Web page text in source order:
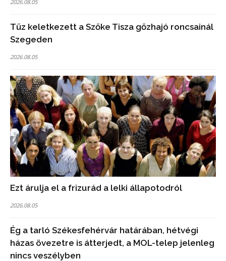
2026.08.05
Tűz keletkezett a Szőke Tisza gőzhajó roncsainál
Szegeden
2026.08.05
Ezt árulja el a frizurád a lelki állapotodról
2026.08.05
Ég a tarló Székesfehérvár határában, hétvégi
házas övezetre is átterjedt, a MOL-telep jelenleg
nincs veszélyben